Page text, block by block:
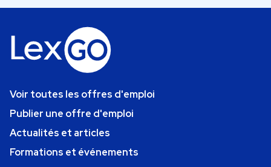
Voir toutes les offres d'emploi
Publier une offre d'emploi
Actualités et articles
Formations et événements